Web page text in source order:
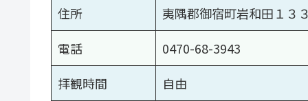
住所
夷隅郡御宿町岩和田１３
電話
0470-68-3943
拝観時間
自由